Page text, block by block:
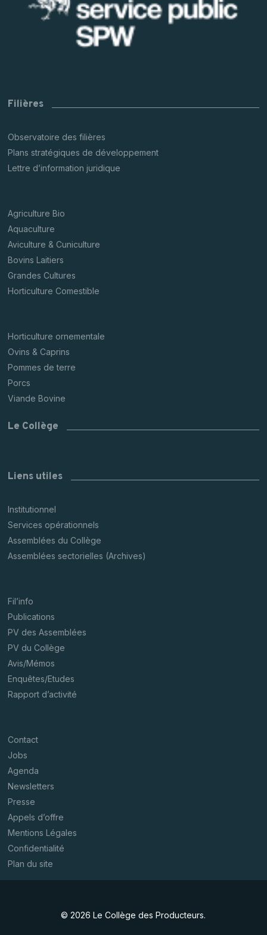
Filières
Observatoire des filières
Plans stratégiques de développement
Lettre d’information juridique
Agriculture Bio
Aquaculture
Aviculture & Cuniculture
Bovins Laitiers
Grandes Cultures
Horticulture Comestible
Horticulture ornementale
Ovins & Caprins
Pommes de terre
Porcs
Viande Bovine
Le Collège
Liens utiles
Institutionnel
Services opérationnels
Assemblées du Collège
Assemblées sectorielles (Archives)
Fil’info
Publications
PV des Assemblées
PV du Collège
Avis/Mémos
Enquêtes/Etudes
Rapport d’activité
Contact
Jobs
Agenda
Newsletters
Presse
Appels d’offre
Mentions Légales
Confidentialité
Plan du site
© 2026 Le Collège des Producteurs.